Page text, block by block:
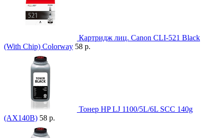
Картридж лиц. Canon CLI-521 Black
(With Chip) Colorway 58 р.
Тонер HP LJ 1100/5L/6L SCC 140g
(AX140B) 58 р.